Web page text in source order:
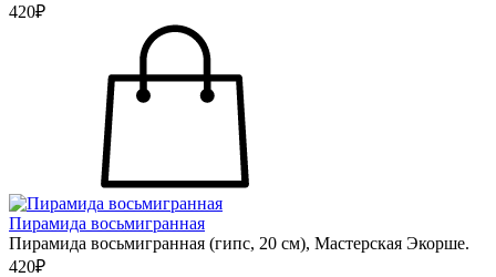
420₽
Пирамида восьмигранная
Пирамида восьмигранная (гипс, 20 см), Мастерская Экорше.
420₽